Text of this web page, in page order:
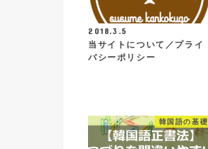
2018.3.5
当サイトについて／プライ
バシーポリシー
韓国語の基礎